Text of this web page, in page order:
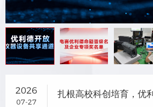
2026
07-27